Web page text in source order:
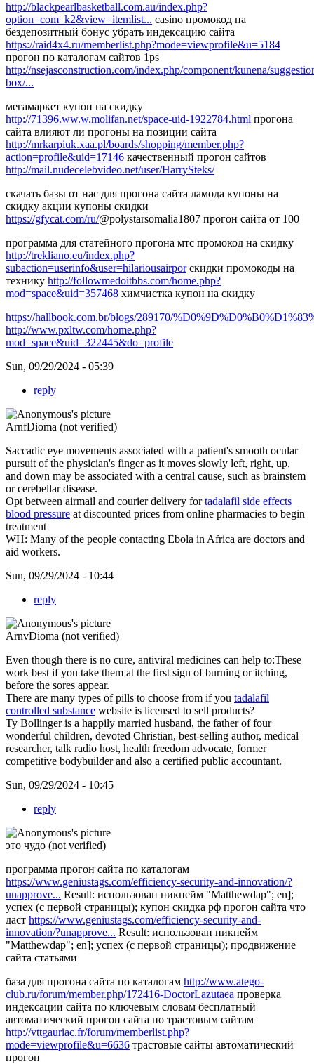
http://blackpearlbasketball.com.au/index.php?
option=com_k2&view=itemlist... casino промокод на
бездепозитный бонус убрать индексацию сайта
https://raid4x4.ru/memberlist.php?mode=viewprofile&u=5184
прогон по каталогам сайтов 1ps
http://nsejasconstruction.com/index.php/component/kunena/
box/...
мегамаркет купон на скидку
http://71396.ww.w.molifan.net/space-uid-1922784.html прогона
сайта влияют ли прогоны на позиции сайта
http://mrkarpiuk.xaa.pl/boards/shopping/member.php?
action=profile&uid=17146 качественный прогон сайтов
http://mail.nudecelebvideo.net/user/HarrySteks/
скачать базы от нас для прогона сайта ламода купоны на
скидку акции купоны скидки
https://gfycat.com/ru/@polystarsomalia1807 прогон сайта от 100
программа для статейного прогона мтс промокод на скидку
http://trekliano.eu/index.php?
subaction=userinfo&user=hilariousairporскидки промокоды на
технику http://followmedoitbbs.com/home.php?
mod=space&uid=357468 химчистка купон на скидку
https://hallbook.com.br/blogs/289170/
http://www.pxltw.com/home.php?
mod=space&uid=322445&do=profile
Sun, 09/29/2024 - 05:39
reply
ArnfDioma (not verified)
Saccadic eye movements associated with a patient's smooth ocular
pursuit of the physician's finger as it moves slowly left, right, up,
and down may be associated with a central cause, such as brainstem
or cerebellar disease.
Opt between airmail and courier delivery fortadalafil side effects
blood pressure at discounted prices from online pharmacies to begin
treatment
WH: Many of the people contacting Ebola in Africa are doctors and
aid workers.
Sun, 09/29/2024 - 10:44
reply
ArnvDioma (not verified)
Even though there is no cure, antiviral medicines can help to:These
work best if you take them at the first sign of burning or itching,
before the sores appear.
There are many types of pills to choose from if you tadalafil
controlled substance website is licensed to sell products?
Ty Bollinger is a happily married husband, the father of four
wonderful children, devoted Christian, best-selling author, medical
researcher, talk radio host, health freedom advocate, former
competitive bodybuilder and also a certified public accountant.
Sun, 09/29/2024 - 10:45
reply
это чудо (not verified)
программа прогон сайта по каталогам
https://www.geniustags.com/efficiency-security-and-innovation/?
unapprove... Result: использован никнейм "Matthewdap"; en];
успех (с первой страницы); купон скидка рф прогон сайта что
даст https://www.geniustags.com/efficiency-security-and-
innovation/?unapprove... Result: использован никнейм
"Matthewdap"; en]; успех (с первой страницы); продвижение
сайта статьями
база для прогона сайта по каталогам http://www.atego-
club.ru/forum/member.php/172416-DoctorLazutaea проверка
индексации сайта по ключевым словам бесплатный
автоматический прогон сайта по трастовым сайтам
http://vttgauriac.fr/forum/memberlist.php?
mode=viewprofile&u=6636 трастовые сайты автоматический
прогон